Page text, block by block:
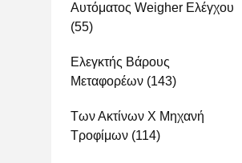
Αυτόματος Weigher Ελέγχου
(55)
Ελεγκτής Βάρους
Μεταφορέων (143)
Των Ακτίνων X Μηχανή
Τροφίμων (114)